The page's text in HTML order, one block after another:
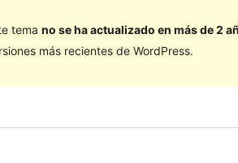
tema no se ha actualizado en más de 2
más recientes de WordPress.